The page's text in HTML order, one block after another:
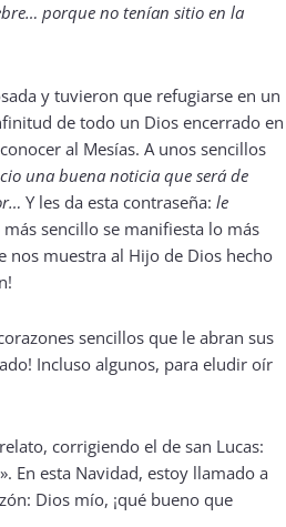
porque no tenían sitio en la
y tuvieron que refugiarse en un
de todo un Dios encerrado en
al Mesías. A unos sencillos
una buena noticia que será de
Y les da esta contraseña: le
sencillo se manifiesta lo más
nos muestra al Hijo de Dios hecho
sencillos que le abran sus
Incluso algunos, para eludir oír
corrigiendo el de san Lucas:
En esta Navidad, estoy llamado a
Dios mío, ¡qué bueno que